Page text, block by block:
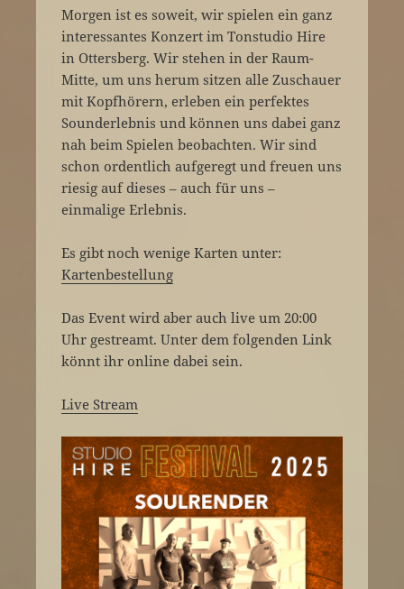
Morgen ist es soweit, wir spielen ein ganz
interessantes Konzert im Tonstudio Hire
in Ottersberg. Wir stehen in der Raum-
Mitte, um uns herum sitzen alle Zuschauer
mit Kopfhörern, erleben ein perfektes
Sounderlebnis und können uns dabei ganz
nah beim Spielen beobachten. Wir sind
schon ordentlich aufgeregt und freuen uns
riesig auf dieses – auch für uns –
einmalige Erlebnis.
Es gibt noch wenige Karten unter:
Kartenbestellung
Das Event wird aber auch live um 20:00
Uhr gestreamt. Unter dem folgenden Link
könnt ihr online dabei sein.
Live Stream